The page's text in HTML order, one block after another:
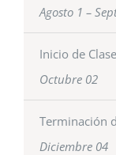
Agosto 1 –
Inicio de
Octubre 02
Terminación
Diciembre04